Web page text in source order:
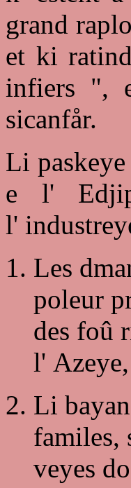
grand
et ki
infiers ",
sicanfår.
Li
e l'
l'
Les
poleur
des foû
l'
Li
familes,
veyes